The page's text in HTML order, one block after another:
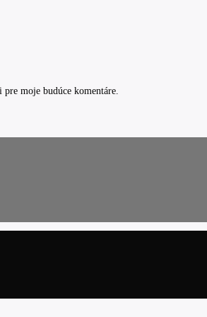
moje budúce komentáre.